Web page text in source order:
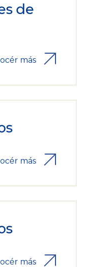
de
más
más
más